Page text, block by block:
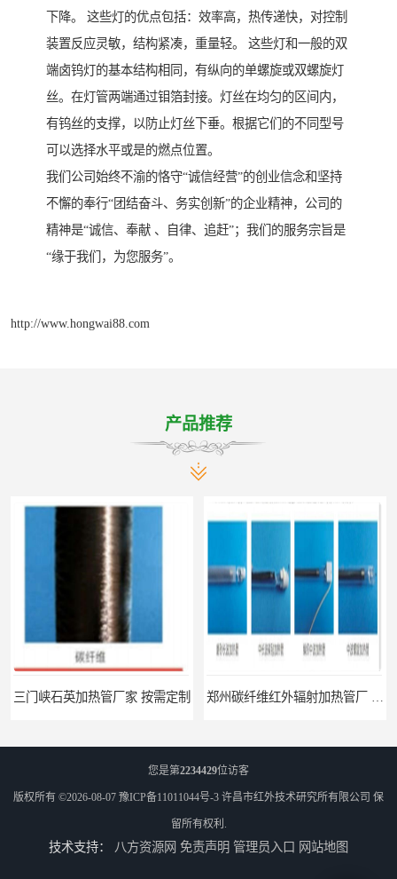
下降。 这些灯的优点包括：效率高，热传递快，对控制
装置反应灵敏，结构紧凑，重量轻。 这些灯和一般的双
端卤钨灯的基本结构相同，有纵向的单螺旋或双螺旋灯
丝。在灯管两端通过钼箔封接。灯丝在均匀的区间内，
有钨丝的支撑，以防止灯丝下垂。根据它们的不同型号
可以选择水平或是的燃点位置。
我们公司始终不渝的恪守“诚信经营”的创业信念和坚持
不懈的奉行“团结奋斗、务实创新”的企业精神，公司的
精神是“诚信、奉献 、自律、追赶”；我们的服务宗旨是
“缘于我们，为您服务”。
http://www.hongwai88.com
产品推荐
三门峡石英加热管厂家 按需定制
您是第2234429位访客
版权所有 ©2026-08-07 豫ICP备11011044号-3 许昌市红外技术研究所有限公司 保
留所有权利.
技术支持： 八方资源网 免责声明 管理员入口 网站地图